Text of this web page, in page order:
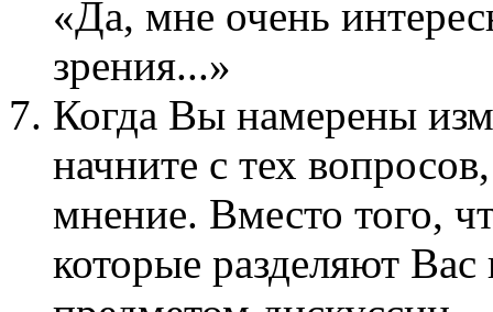
«Да, мне очень
зрения...»
Когда Вы намерены
начните с тех
мнение. Вместо того,
которые разделяют